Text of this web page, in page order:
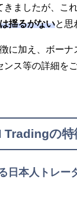
きましたが、こ
揺るがないと思
に加え、ボーナ
ンス等の詳細を
Tradingの特
日本人トレー